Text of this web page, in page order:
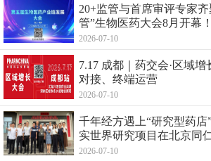
20+监管与首席审评专家
管”生物医药大会8月开幕！
2026-07-10
7.17 成都｜药交会·区域
对接、终端运营
2026-07-10
千年经方遇上“研究型药
实世界研究项目在北京同
2026-07-10